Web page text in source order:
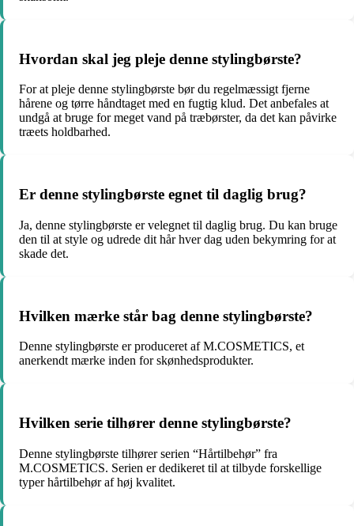
Hvordan skal jeg pleje denne stylingbørste?
For at pleje denne stylingbørste bør du regelmæssigt fjerne
hårene og tørre håndtaget med en fugtig klud. Det anbefales at
undgå at bruge for meget vand på træbørster, da det kan påvirke
træets holdbarhed.
Er denne stylingbørste egnet til daglig brug?
Ja, denne stylingbørste er velegnet til daglig brug. Du kan bruge
den til at style og udrede dit hår hver dag uden bekymring for at
skade det.
Hvilken mærke står bag denne stylingbørste?
Denne stylingbørste er produceret af M.COSMETICS, et
anerkendt mærke inden for skønhedsprodukter.
Hvilken serie tilhører denne stylingbørste?
Denne stylingbørste tilhører serien “Hårtilbehør” fra
M.COSMETICS. Serien er dedikeret til at tilbyde forskellige
typer hårtilbehør af høj kvalitet.